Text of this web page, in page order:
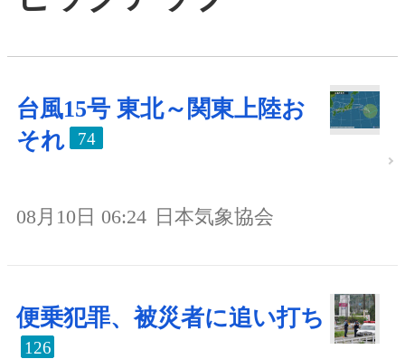
台風15号 東北～関東上陸お
それ
74
08月10日 06:24 日本気象協会
便乗犯罪、被災者に追い打ち
126